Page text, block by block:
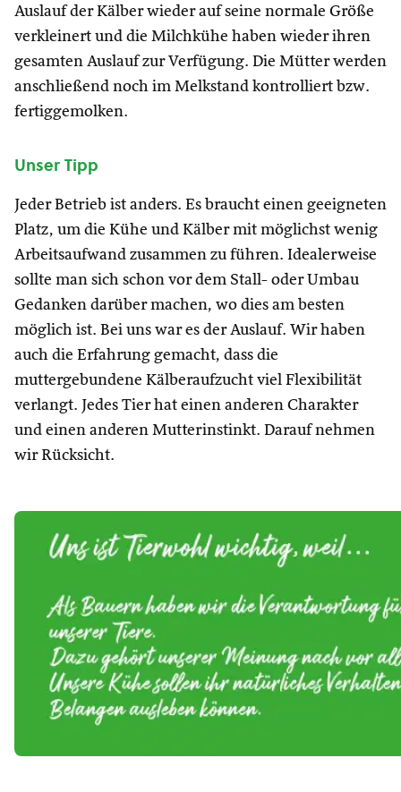
Auslauf der Kälber wieder auf seine normale Größe
verkleinert und die Milchkühe haben wieder ihren
gesamten Auslauf zur Verfügung. Die Mütter werden
anschließend noch im Melkstand kontrolliert bzw.
fertiggemolken.
Unser Tipp
Jeder Betrieb ist anders. Es braucht einen geeigneten
Platz, um die Kühe und Kälber mit möglichst wenig
Arbeitsaufwand zusammen zu führen. Idealerweise
sollte man sich schon vor dem Stall- oder Umbau
Gedanken darüber machen, wo dies am besten
möglich ist. Bei uns war es der Auslauf. Wir haben
auch die Erfahrung gemacht, dass die
muttergebundene Kälberaufzucht viel Flexibilität
verlangt. Jedes Tier hat einen anderen Charakter
und einen anderen Mutterinstinkt. Darauf nehmen
wir Rücksicht.